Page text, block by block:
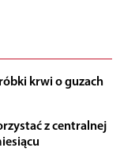
krwi o guzach
z centralnej